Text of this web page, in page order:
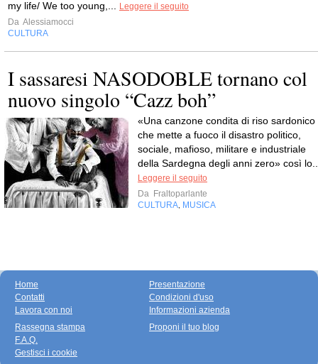
my life/ We too young,...
Leggere il seguito
Da Alessiamocci
CULTURA
I sassaresi NASODOBLE tornano col
nuovo singolo “Cazz boh”
«Una canzone condita di riso sardonico
che mette a fuoco il disastro politico,
sociale, mafioso, militare e industriale
della Sardegna degli anni zero» così
Leggere il seguito
Da Fraltoparlante
CULTURA MUSICA
Home
Contatti
Lavora con noi
Presentazione
Condizioni d'uso
Informazioni azienda
Rassegna stampa
F.A.Q.
Gestisci i cookie
Proponi il tuo blog